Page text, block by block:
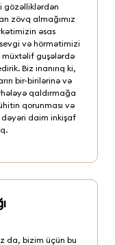
gözəlliklərdən
zövq almağımız
əsas
və hörmətimizi
guşələrdə
Biz inanırıq ki,
bir-birilərinə və
qaldırmağa
qorunması və
dəyəri daim inkişaf
da, bizim üçün bu